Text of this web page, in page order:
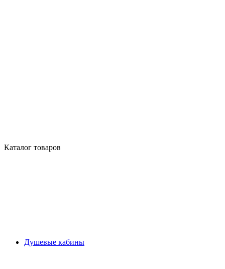
Каталог товаров
Душевые кабины